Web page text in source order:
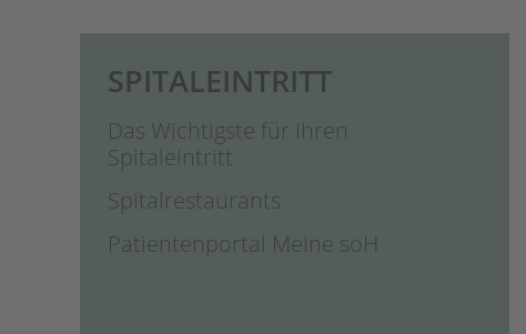
SPITALEINTRITT
Das Wichtigste für Ihren
Spitaleintritt
Spitalrestaurants
Patientenportal Meine soH